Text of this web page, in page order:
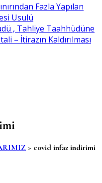
Fazla Yapılan
Usulü
, Tahliye Taahhüdüne
– İtirazın Kaldırılması
> covid infaz indirimi